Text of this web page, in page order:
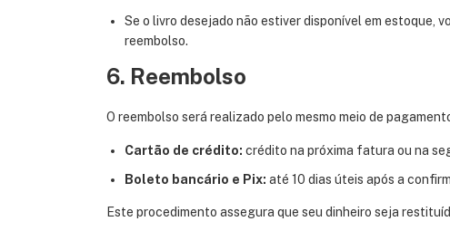
Se o livro desejado não estiver disponível em estoque,
reembolso.
6. Reembolso
O reembolso será realizado pelo mesmo meio de
Cartão de crédito: crédito na próxima fatura ou na
Boleto bancário e Pix: até 10 dias úteis após a
Este procedimento assegura que seu dinheiro seja